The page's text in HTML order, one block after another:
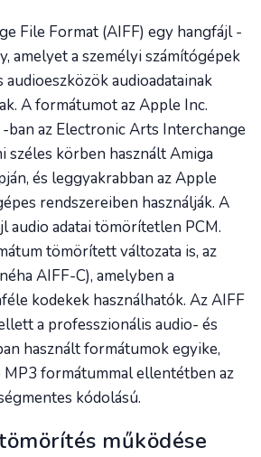
File Format (AIFF) egy hangfájl -
amelyet a személyi számítógépek
audioadatainak
A formátumot az Apple Inc.
az Electronic Arts Interchange
széles körben használt Amiga
és leggyakrabban az Apple
rendszereiben használják. A
audio adatai tömörítetlen PCM.
tömörített változata is, az
AIFF-C), amelyben a
kodekek használhatók. Az AIFF
a professzionális audio- és
használt formátumok egyike,
formátummal ellentétben az
kódolású.
működése